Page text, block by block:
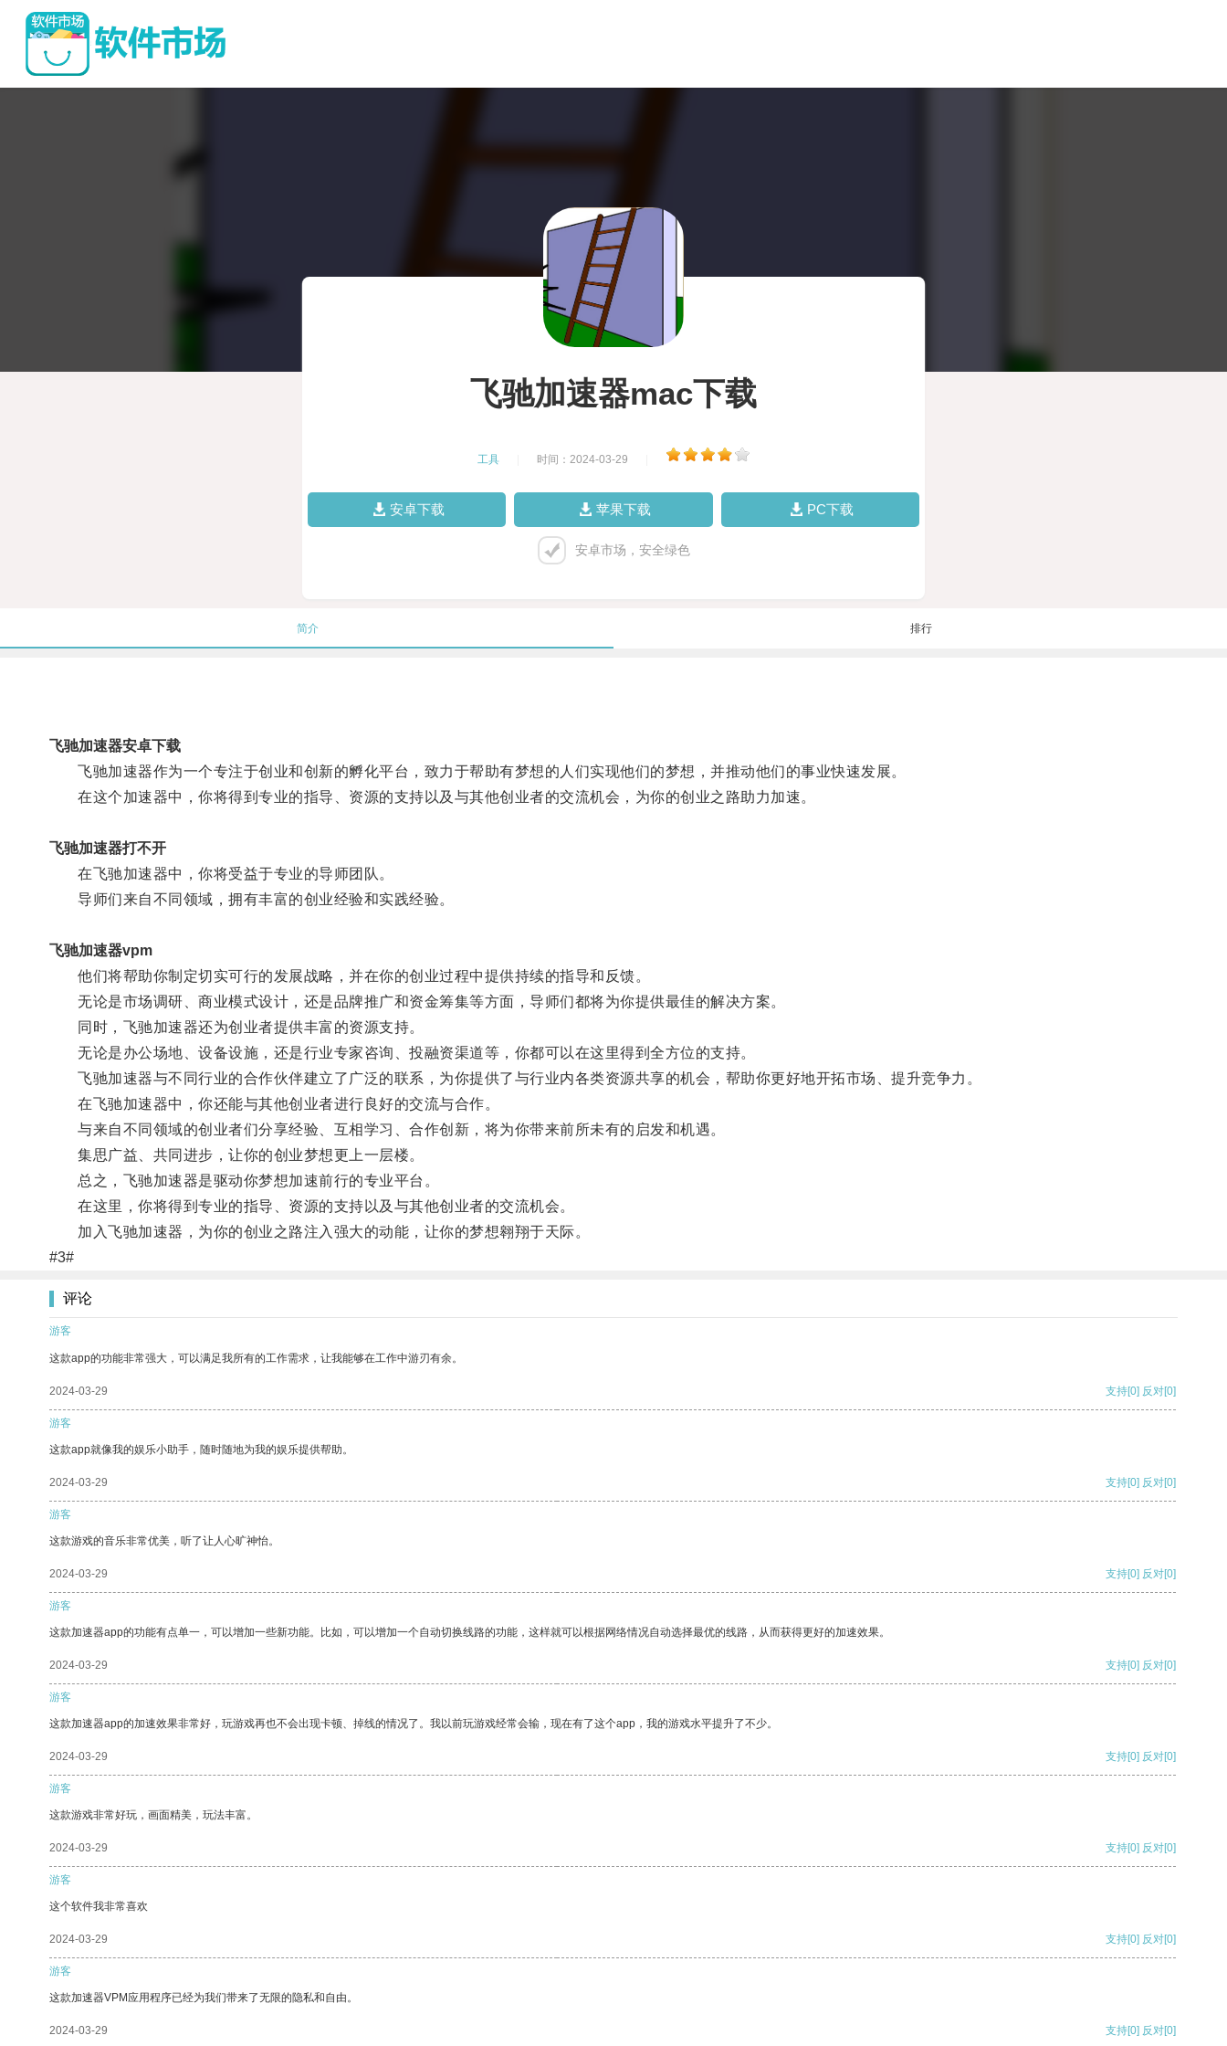
飞驰加速器mac下载
工具 时间：2024-03-29
安卓下载 苹果下载 PC下载
安卓市场，安全绿色
简介 排行
飞驰加速器安卓下载
飞驰加速器作为一个专注于创业和创新的孵化平台，致力于帮助有梦想的人们实现他们的梦想，并推动他们的事业快速发展。
在这个加速器中，你将得到专业的指导、资源的支持以及与其他创业者的交流机会，为你的创业之路助力加速。
飞驰加速器打不开
在飞驰加速器中，你将受益于专业的导师团队。
导师们来自不同领域，拥有丰富的创业经验和实践经验。
飞驰加速器vpm
他们将帮助你制定切实可行的发展战略，并在你的创业过程中提供持续的指导和反馈。
无论是市场调研、商业模式设计，还是品牌推广和资金筹集等方面，导师们都将为你提供最佳的解决方案。
同时，飞驰加速器还为创业者提供丰富的资源支持。
无论是办公场地、设备设施，还是行业专家咨询、投融资渠道等，你都可以在这里得到全方位的支持。
飞驰加速器与不同行业的合作伙伴建立了广泛的联系，为你提供了与行业内各类资源共享的机会，帮助你更好地开拓市场、提升竞争力。
在飞驰加速器中，你还能与其他创业者进行良好的交流与合作。
与来自不同领域的创业者们分享经验、互相学习、合作创新，将为你带来前所未有的启发和机遇。
集思广益、共同进步，让你的创业梦想更上一层楼。
总之，飞驰加速器是驱动你梦想加速前行的专业平台。
在这里，你将得到专业的指导、资源的支持以及与其他创业者的交流机会。
加入飞驰加速器，为你的创业之路注入强大的动能，让你的梦想翱翔于天际。
#3#
评论
游客
这款app的功能非常强大，可以满足我所有的工作需求，让我能够在工作中游刃有余。
2024-03-29 支持[0] 反对[0]
游客
这款app就像我的娱乐小助手，随时随地为我的娱乐提供帮助。
2024-03-29 支持[0] 反对[0]
游客
这款游戏的音乐非常优美，听了让人心旷神怡。
2024-03-29 支持[0] 反对[0]
游客
这款加速器app的功能有点单一，可以增加一些新功能。比如，可以增加一个自动切换线路的功能，这样就可以根据网络情况自动选择最优的线路，从而获得更好的加速效果。
2024-03-29 支持[0] 反对[0]
游客
这款加速器app的加速效果非常好，玩游戏再也不会出现卡顿、掉线的情况了。我以前玩游戏经常会输，现在有了这个app，我的游戏水平提升了不少。
2024-03-29 支持[0] 反对[0]
游客
这款游戏非常好玩，画面精美，玩法丰富。
2024-03-29 支持[0] 反对[0]
游客
这个软件我非常喜欢
2024-03-29 支持[0] 反对[0]
游客
这款加速器VPM应用程序已经为我们带来了无限的隐私和自由。
2024-03-29 支持[0] 反对[0]